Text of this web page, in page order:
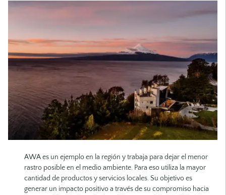
AWA es un ejemplo en la región y trabaja para dejar el menor
rastro posible en el medio ambiente. Para eso utiliza la mayor
cantidad de productos y servicios locales. Su objetivo es
generar un impacto positivo a través de su compromiso hacia